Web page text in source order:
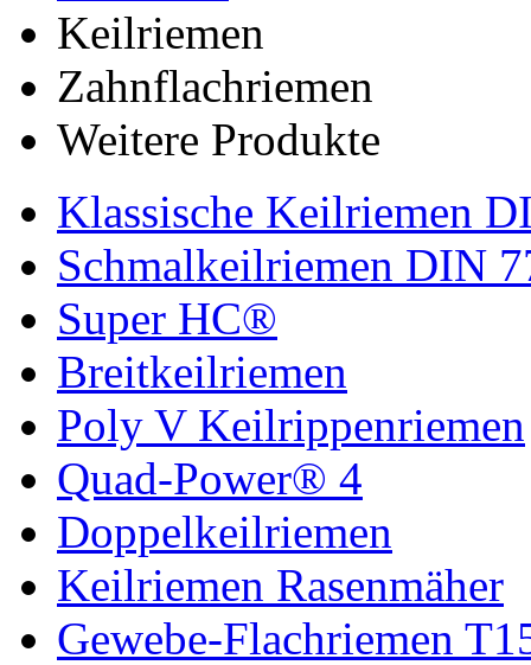
Keilriemen
Zahnflachriemen
Weitere Produkte
Klassische Keilriemen
Schmalkeilriemen DIN
Super HC®
Breitkeilriemen
Poly V Keilrippenriemen
Quad-Power® 4
Doppelkeilriemen
Keilriemen Rasenmäher
Gewebe-Flachriemen